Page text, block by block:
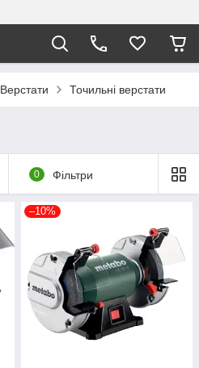
Верстати Точильні верстати
0 Фільтри
–10%